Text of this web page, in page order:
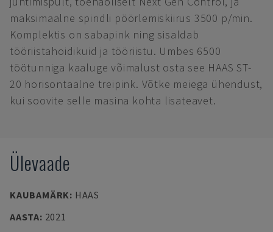
maksimaalne spindli pöörlemiskiirus 3500 p/min.
Komplektis on sabapink ning sisaldab
tööriistahoidikuid ja tööriistu. Umbes 6500
töötunniga kaaluge võimalust osta see HAAS ST-
20 horisontaalne treipink. Võtke meiega ühendust,
kui soovite selle masina kohta lisateavet.
Ülevaade
KAUBAMÄRK: HAAS
AASTA: 2021